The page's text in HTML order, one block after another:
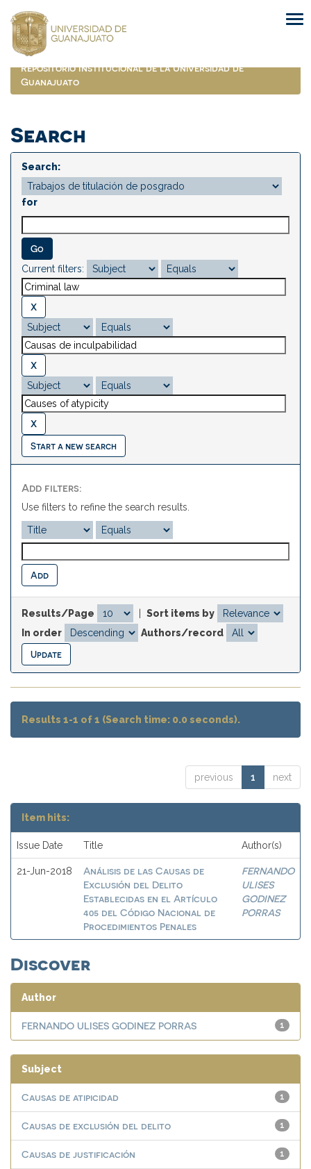
navigation
Repositorio Institucional de la Universidad de
Guanajuato
Search
Search:
for
Current filters:
Start a new search
Add filters:
Use filters to refine the search results.
Results/Page
Sort items by
In order
Authors/record
Results 1-1 of 1 (Search time: 0.0 seconds).
previous 1 next
Item hits:
Issue Date Title Author(s)
21-Jun-2018
Análisis de las Causas de
Exclusión del Delito
Establecidas en el Artículo
405 del Código Nacional de
Procedimientos Penales
FERNANDO
ULISES
GODINEZ
PORRAS
Discover
Author
1
FERNANDO ULISES GODINEZ PORRAS
Subject
1
Causas de atipicidad
1
Causas de exclusión del delito
1
Causas de justificación